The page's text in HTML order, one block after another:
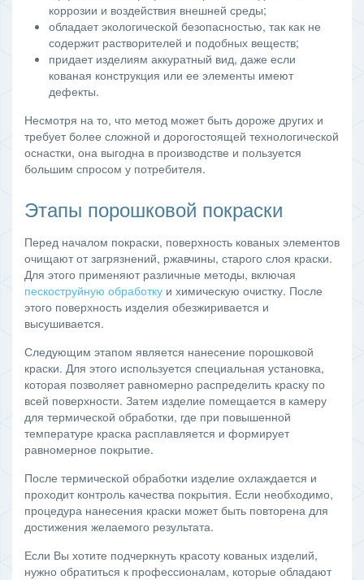
коррозии и воздействия внешней среды;
обладает экологической безопасностью, так как не
содержит растворителей и подобных веществ;
придает изделиям аккуратный вид, даже если
кованая конструкция или ее элементы имеют
дефекты.
Несмотря на то, что метод может быть дороже других и
требует более сложной и дорогостоящей технологической
оснастки, она выгодна в производстве и пользуется
большим спросом у потребителя.
Этапы порошковой покраски
Перед началом покраски, поверхность кованых элементов
очищают от загрязнений, ржавчины, старого слоя краски.
Для этого применяют различные методы, включая
пескоструйную обработку и химическую очистку. После
этого поверхность изделия обезжиривается и
высушивается.
Следующим этапом является нанесение порошковой
краски. Для этого используется специальная установка,
которая позволяет равномерно распределить краску по
всей поверхности. Затем изделие помещается в камеру
для термической обработки, где при повышенной
температуре краска расплавляется и формирует
равномерное покрытие.
После термической обработки изделие охлаждается и
проходит контроль качества покрытия. Если необходимо,
процедура нанесения краски может быть повторена для
достижения желаемого результата.
Если Вы хотите подчеркнуть красоту кованых изделий,
нужно обратиться к профессионалам, которые обладают